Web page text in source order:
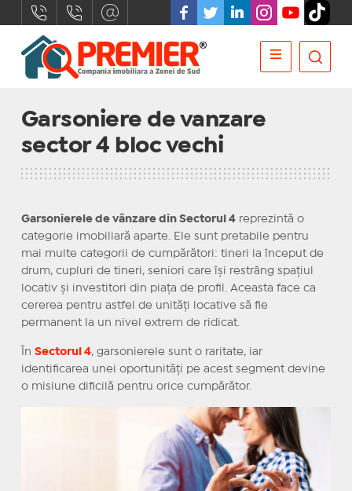
Garsoniere de vanzare
sector 4 bloc vechi
Garsonierele de vânzare din Sectorul 4reprezintă o
categorie imobiliară aparte. Ele sunt pretabile pentru
mai multe categorii de cumpărători: tineri la început de
drum, cupluri de tineri, seniori care își restrâng spațiul
locativ și investitori din piața de profil. Aceasta face ca
cererea pentru astfel de unități locative să fie
permanent la un nivel extrem de ridicat.
În Sectorul 4, garsonierele sunt o raritate, iar
identificarea unei oportunități pe acest segment devine
o misiune dificilă pentru orice cumpărător.